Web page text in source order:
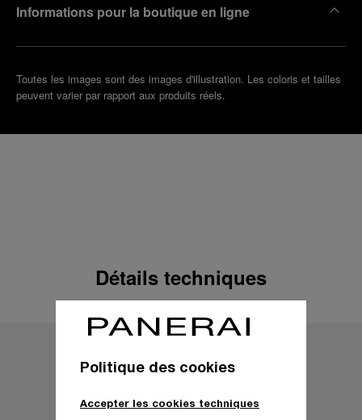
Informations pour la boutique en ligne
Toutes les images sont des images d'illustration. Les coloris et tailles
peuvent varier par rapport aux produits réels.
Détails techniques
Politique des cookies
Accepter les cookies techniques